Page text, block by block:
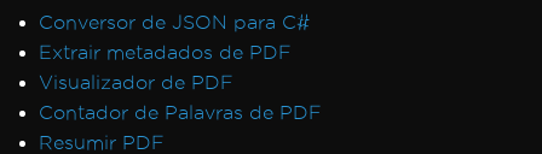
Conversor de JSON para C#
Extrair metadados de PDF
Visualizador de PDF
Contador de Palavras de PDF
Resumir PDF